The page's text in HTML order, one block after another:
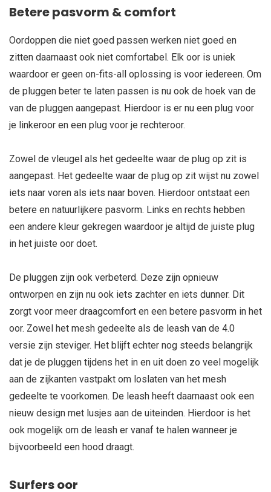
Betere pasvorm & comfort
Oordoppen die niet goed passen werken niet goed en
zitten daarnaast ook niet comfortabel. Elk oor is uniek
waardoor er geen on-fits-all oplossing is voor iedereen. Om
de pluggen beter te laten passen is nu ook de hoek van de
van de pluggen aangepast. Hierdoor is er nu een plug voor
je linkeroor en een plug voor je rechteroor.
Zowel de vleugel als het gedeelte waar de plug op zit is
aangepast. Het gedeelte waar de plug op zit wijst nu zowel
iets naar voren als iets naar boven. Hierdoor ontstaat een
betere en natuurlijkere pasvorm. Links en rechts hebben
een andere kleur gekregen waardoor je altijd de juiste plug
in het juiste oor doet.
De pluggen zijn ook verbeterd. Deze zijn opnieuw
ontworpen en zijn nu ook iets zachter en iets dunner. Dit
zorgt voor meer draagcomfort en een betere pasvorm in het
oor. Zowel het mesh gedeelte als de leash van de 4.0
versie zijn steviger. Het blijft echter nog steeds belangrijk
dat je de pluggen tijdens het in en uit doen zo veel mogelijk
aan de zijkanten vastpakt om loslaten van het mesh
gedeelte te voorkomen. De leash heeft daarnaast ook een
nieuw design met lusjes aan de uiteinden. Hierdoor is het
ook mogelijk om de leash er vanaf te halen wanneer je
bijvoorbeeld een hood draagt.
Surfers oor